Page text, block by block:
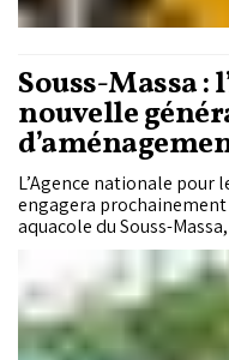
Souss-Massa :
nouvelle
L’Agence nationale pour
engagera
aquacole du Souss-
Objectif : ajuster la
lumière du nouveau
des évolutions
contours d’un futur projet